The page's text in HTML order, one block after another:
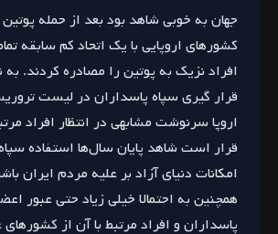
جهان به خوبی شاهد بود بعد از حمله پوتین
کشورهای اروپایی با یک اتحاد کم سابقه
افراد نزیک به پوتین را مصادره کردند.
قرار گیری سپاه پاسداران در لیست
اروپا سرنوشت مشابهی در انتظار افراد
قرار است شاهد پایان سال‌ها استفاده
امکانات دنیای آزاد بر علیه مردم ایران
همچنین به احتمالا خیلی زیاد حتی عبور
پاسداران و افراد مرتبط با آن از